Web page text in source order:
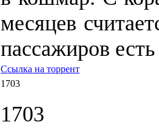
месяцев
пассажиров
Ссылка на торрент
1703
1703